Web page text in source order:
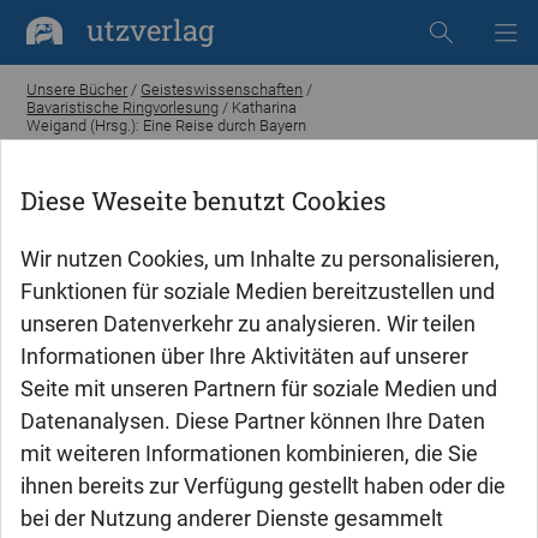
Diese Weseite benutzt Cookies
Wir nutzen Cookies, um Inhalte zu personalisieren,
Funktionen für soziale Medien bereitzustellen und
unseren Datenverkehr zu analysieren. Wir teilen
Informationen über Ihre Aktivitäten auf unserer
Seite mit unseren Partnern für soziale Medien und
Datenanalysen. Diese Partner können Ihre Daten
mit weiteren Informationen kombinieren, die Sie
ihnen bereits zur Verfügung gestellt haben oder die
bei der Nutzung anderer Dienste gesammelt
utzverlag
Unsere Bücher / Geisteswissenschaften /
Bavaristische Ringvorlesung / Katharina
Weigand (Hrsg.): Eine Reise durch Bayern